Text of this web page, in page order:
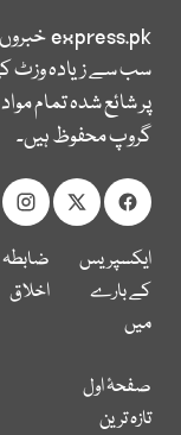
express.pk
سب سے زیادہ وزٹ
پر شائع شدہ تمام
گروپ محفوظ ہیں۔
ایکسپریس
کے بارے
میں
ضابطہ
اخلاق
صفحۂ اول
تازہ ترین